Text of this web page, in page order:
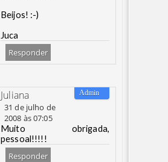
Beijos! :-)
Juca
Responder
Juliana
31 de julho de
2008 às 07:05
Muito obrigada,
pessoal!!!!!
Responder